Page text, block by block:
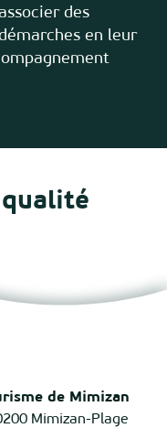
des
en leur
de Mimizan
Mimizan-Plage